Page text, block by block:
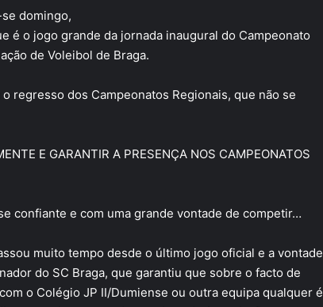
domingo,
é o jogo grande da jornada inaugural do Campeonato
de Voleibol de Braga.
regresso dos Campeonatos Regionais, que não se
E GARANTIR A PRESENÇA NOS CAMPEONATOS
confiante e com uma grande vontade de competir…
muito tempo desde o último jogo oficial e a vontade
do SC Braga, que garantiu que sobre o facto de
o Colégio JP II/Dumiense ou outra equipa qualquer é